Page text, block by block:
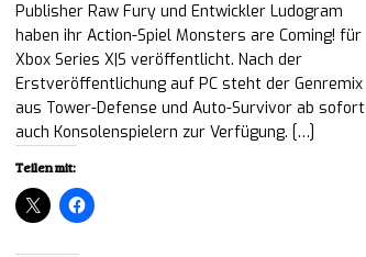
Publisher Raw Fury und Entwickler Ludogram
haben ihr Action-Spiel Monsters are Coming! für
Xbox Series X|S veröffentlicht. Nach der
Erstveröffentlichung auf PC steht der Genremix
aus Tower-Defense und Auto-Survivor ab sofort
auch Konsolenspielern zur Verfügung. […]
Teilen mit: